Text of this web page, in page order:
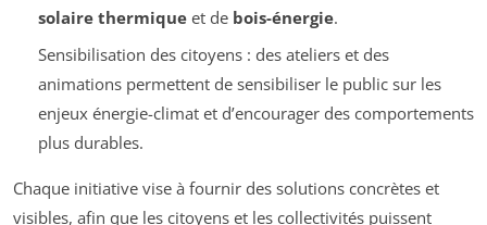
solaire thermiqueet de bois-énergie.
Sensibilisation des citoyens : des ateliers et des
animations permettent de sensibiliser le public sur les
enjeux énergie-climat et d’encourager des comportements
plus durables.
Chaque initiative vise à fournir des solutions concrètes et
visibles, afin que les citoyens et les collectivités puissent